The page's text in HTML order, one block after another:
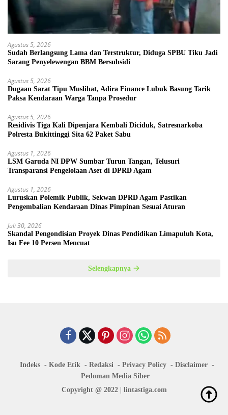
Agustus 5, 2026
Sudah Berlangsung Lama dan Terstruktur, Diduga SPBU Tiku Jadi
Sarang Penyelewengan BBM Bersubsidi
Agustus 5, 2026
Dugaan Sarat Tipu Muslihat, Adira Finance Lubuk Basung Tarik
Paksa Kendaraan Warga Tanpa Prosedur
Agustus 5, 2026
Residivis Tiga Kali Dipenjara Kembali Diciduk, Satresnarkoba
Polresta Bukittinggi Sita 62 Paket Sabu
Agustus 1, 2026
LSM Garuda NI DPW Sumbar Turun Tangan, Telusuri
Transparansi Pengelolaan Aset di DPRD Agam
Agustus 1, 2026
Luruskan Polemik Publik, Sekwan DPRD Agam Pastikan
Pengembalian Kendaraan Dinas Pimpinan Sesuai Aturan
Juli 30, 2026
Skandal Pengondisian Proyek Dinas Pendidikan Limapuluh Kota,
Isu Fee 10 Persen Mencuat
Selengkapnya
Indeks Kode Etik Redaksi Privacy Policy
Disclaimer
Pedoman Media Siber
Copyright @ 2022 | lintastiga.com